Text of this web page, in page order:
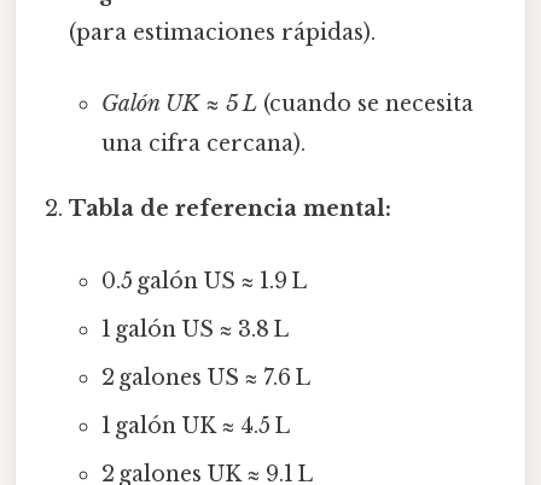
(para estimaciones rápidas).
Galón UK ≈ 5 L(cuando se necesita
una cifra cercana).
Tabla de referencia mental:
0.5 galón US ≈ 1.9 L
1 galón US ≈ 3.8 L
2 galones US ≈ 7.6 L
1 galón UK ≈ 4.5 L
2 galones UK ≈ 9.1 L